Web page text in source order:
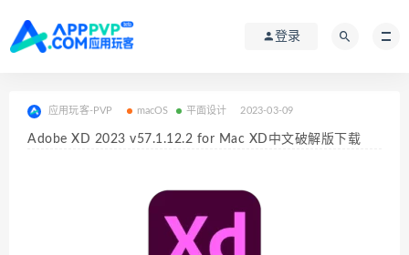
登录
应用玩客-PVP macOS 平面设计 2023-03-09
Adobe XD 2023 v57.1.12.2 for Mac XD中文破解版下载